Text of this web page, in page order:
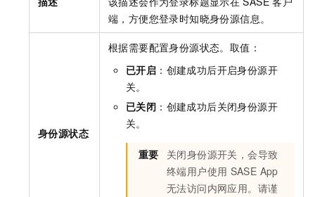
端，方便您登录时知晓身份源信息。
身份源状态
根据需要配置身份源状态。取值：
已开启 ：创建成功后开启身份源开
关。
已关闭 ：创建成功后关闭身份源开
关。
重要
关闭身份源开关，会导致
终端用户使用 SASE App
无法访问内网应用。请谨